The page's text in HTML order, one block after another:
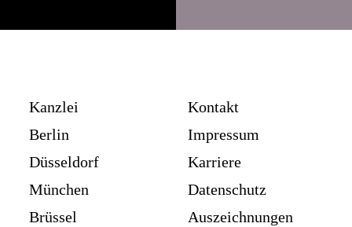
Kanzlei
Berlin
Düsseldorf
München
Brüssel
Kontakt
Impressum
Karriere
Datenschutz
Auszeichnungen